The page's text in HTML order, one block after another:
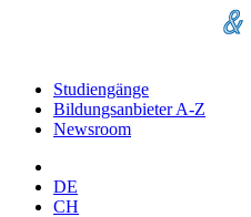
Studiengänge
Bildungsanbieter A-Z
Newsroom
DE
CH